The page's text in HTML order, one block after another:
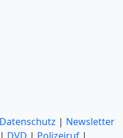
Datenschutz | Newsletter